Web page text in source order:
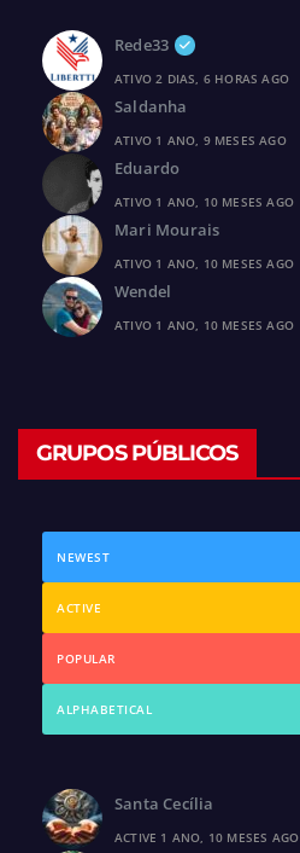
Rede33
ATIVO 2 DIAS, 6 HORAS AGO
Saldanha
ATIVO 1 ANO, 9 MESES AGO
Eduardo
ATIVO 1 ANO, 10 MESES AGO
Mari Mourais
ATIVO 1 ANO, 10 MESES AGO
Wendel
ATIVO 1 ANO, 10 MESES AGO
GRUPOS PÚBLICOS
NEWEST
ACTIVE
POPULAR
ALPHABETICAL
Santa Cecília
ACTIVE 1 ANO, 10 MESES AGO